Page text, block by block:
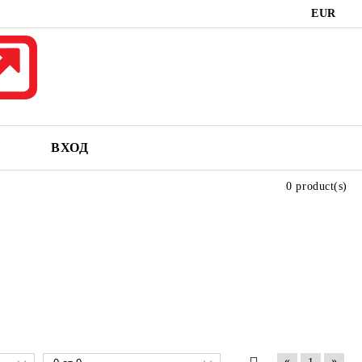
EUR
ВХОД
0 product(s)